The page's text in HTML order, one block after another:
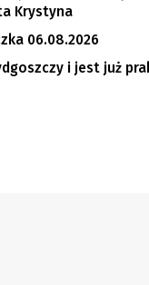
Krystyna
06.08.2026
i jest już